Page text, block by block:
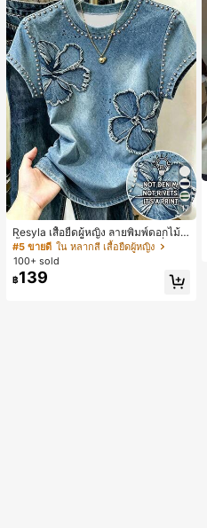
17
Resyla เสื้อยืดผู้หญิง ลายพิมพ์ดอกไม้สี
น้ำเงินวินเทจ เสื้อสำหรับออกไปเที่ยวฤ
ดูร้อน ดีไซน์กราฟิก สบายๆ อเนกประสง
ค์ สวมใส่ประจำวัน กลางแจ้ง ช้อปปิ้ง ท่
องเที่ยวกลางแจ้ง
#5 ขายดี ใน หลากสี เสื้อยืดผู้หญิง
100+ sold
฿139